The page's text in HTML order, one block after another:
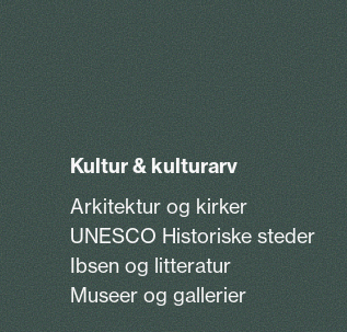
Kultur & kulturarv
Arkitektur og kirker
UNESCO Historiske steder
Ibsen og litteratur
Museer og gallerier